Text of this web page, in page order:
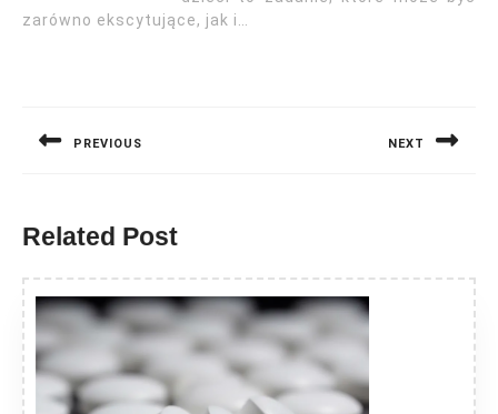
zarówno ekscytujące, jak i…
PREVIOUS NEXT
Related Post